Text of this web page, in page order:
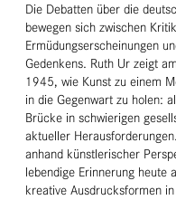
Die Debatten über die
bewegen sich zwischen
Ermüdungserscheinungen
Gedenkens. Ruth Ur zeigt
1945, wie Kunst zu einem
in die Gegenwart zu holen:
Brücke in schwierigen
aktueller
anhand künstlerischer
lebendige Erinnerung heute
kreative Ausdrucksformen